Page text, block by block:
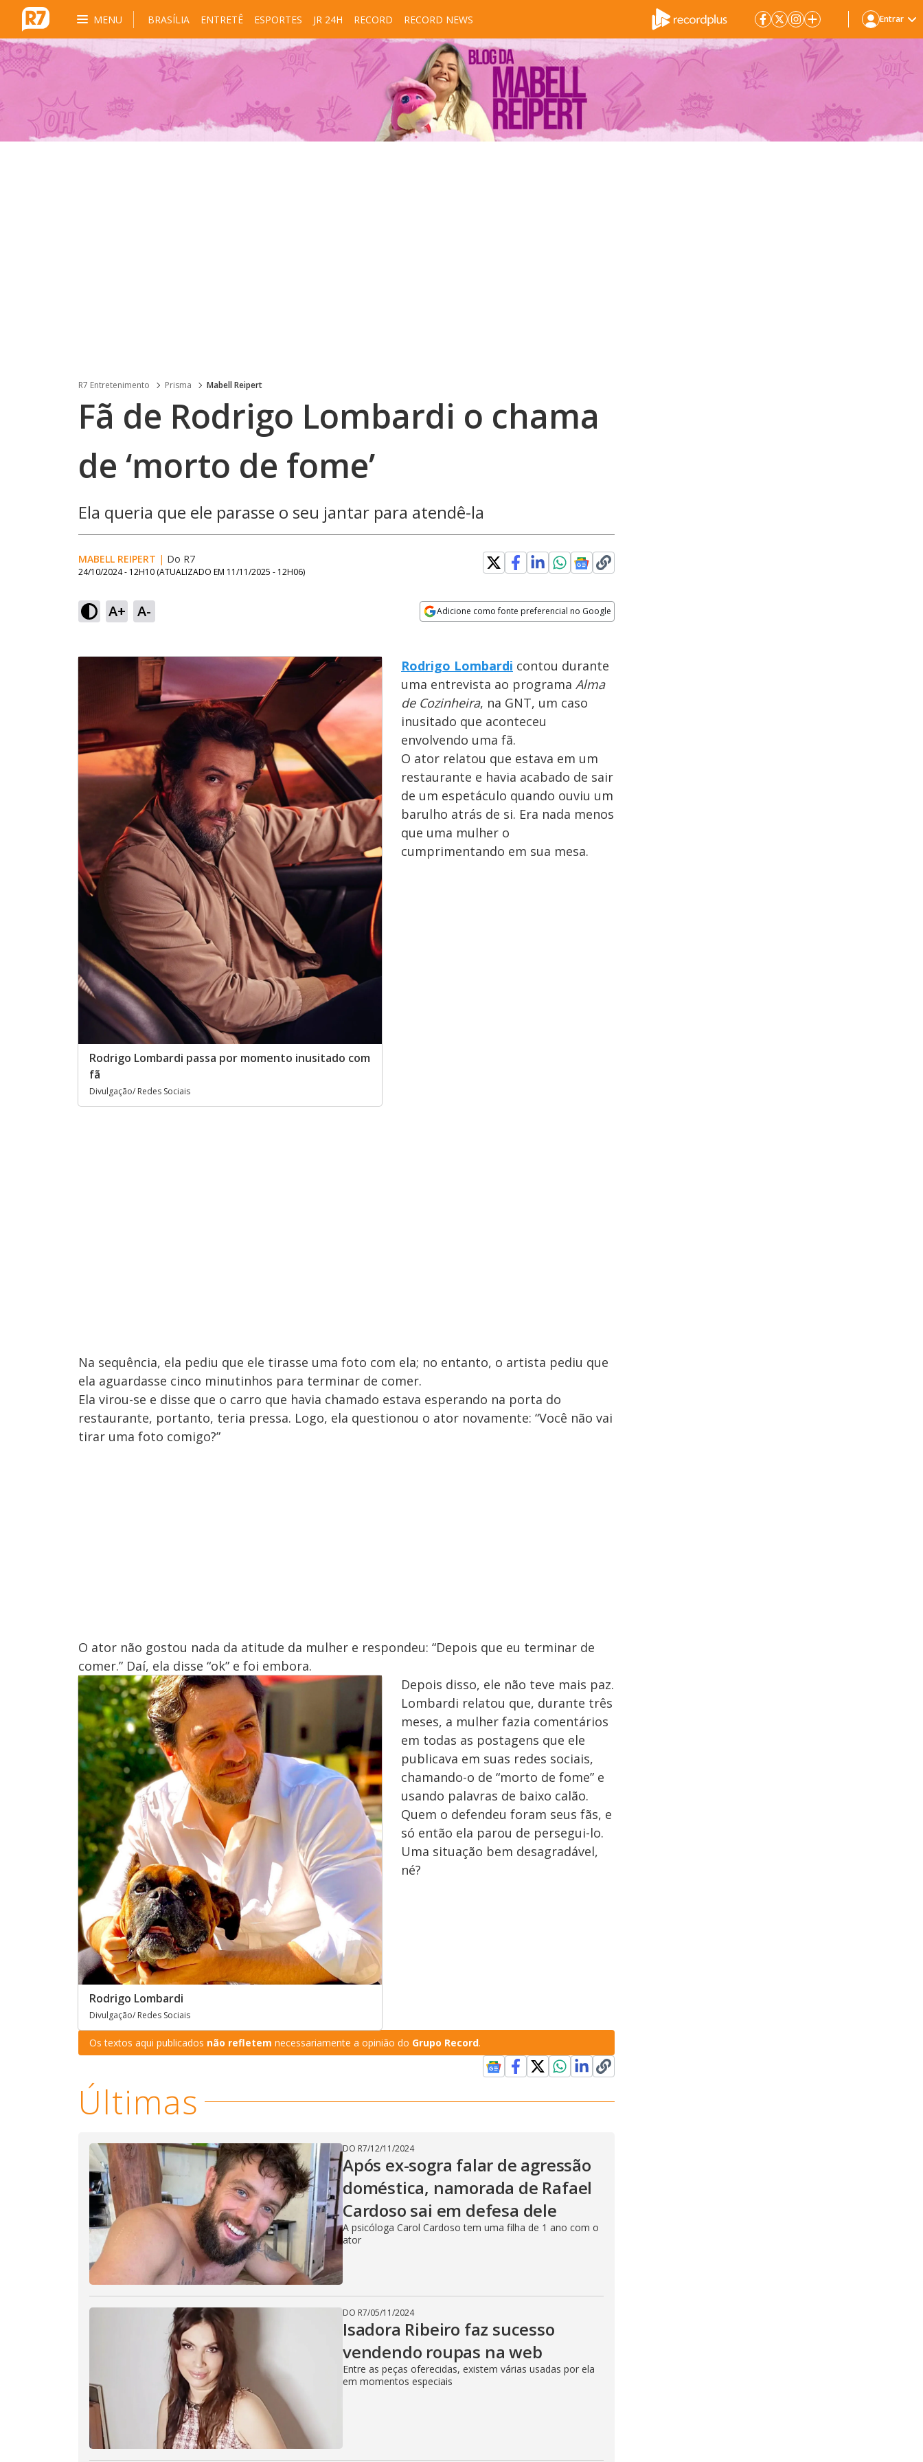
MENU BRASÍLIA ENTRETÊ ESPORTES JR 24H RECORD RECORD NEWS Entrar
R7 Entretenimento Prisma Mabell Reipert
Fã de Rodrigo Lombardi o chama
de ‘morto de fome’
Ela queria que ele parasse o seu jantar para atendê-la
MABELL REIPERT | Do R7
24/10/2024 - 12H10 (ATUALIZADO EM 11/11/2025 - 12H06)
A+ A- Adicione como fonte preferencial no Google
Rodrigo Lombardi passa por momento inusitado com
fã
Divulgação/ Redes Sociais
Rodrigo Lombardi contou durante
uma entrevista ao programa Alma
de Cozinheira, na GNT, um caso
inusitado que aconteceu
envolvendo uma fã.
O ator relatou que estava em um
restaurante e havia acabado de sair
de um espetáculo quando ouviu um
barulho atrás de si. Era nada menos
que uma mulher o
cumprimentando em sua mesa.
Na sequência, ela pediu que ele tirasse uma foto com ela; no entanto, o artista pediu que
ela aguardasse cinco minutinhos para terminar de comer.
Ela virou-se e disse que o carro que havia chamado estava esperando na porta do
restaurante, portanto, teria pressa. Logo, ela questionou o ator novamente: “Você não vai
tirar uma foto comigo?”
O ator não gostou nada da atitude da mulher e respondeu: “Depois que eu terminar de
comer.” Daí, ela disse “ok” e foi embora.
Rodrigo Lombardi
Divulgação/ Redes Sociais
Depois disso, ele não teve mais paz.
Lombardi relatou que, durante três
meses, a mulher fazia comentários
em todas as postagens que ele
publicava em suas redes sociais,
chamando-o de “morto de fome” e
usando palavras de baixo calão.
Quem o defendeu foram seus fãs, e
só então ela parou de persegui-lo.
Uma situação bem desagradável,
né?
Os textos aqui publicados não refletem necessariamente a opinião do Grupo Record.
Últimas
DO R7/12/11/2024
Após ex-sogra falar de agressão
doméstica, namorada de Rafael
Cardoso sai em defesa dele
A psicóloga Carol Cardoso tem uma filha de 1 ano com o
ator
DO R7/05/11/2024
Isadora Ribeiro faz sucesso
vendendo roupas na web
Entre as peças oferecidas, existem várias usadas por ela
em momentos especiais